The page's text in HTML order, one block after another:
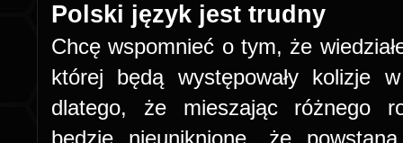
Polski język jest trudny
Chcę wspomnieć o tym, że
której będą występowały kolizje
dlatego, że mieszając różnego
będzie nieuniknione, że